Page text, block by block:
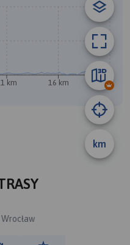
km
km 16 km 22 km